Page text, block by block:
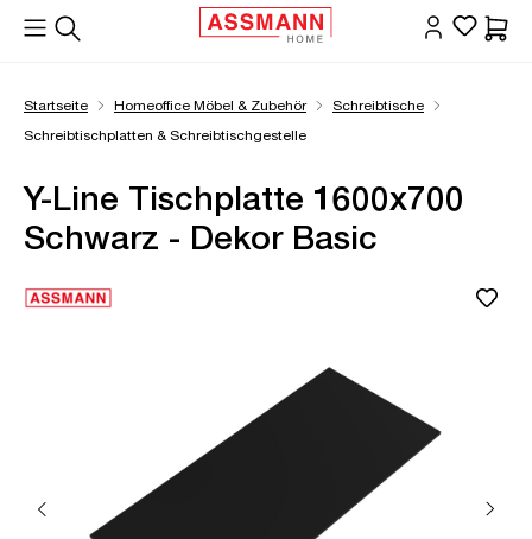
springen
Startseite Homeoffice Möbel & Zubehör
Schreibtische
Schreibtischplatten & Schreibtischgestelle
Y-Line Tischplatte 1600x700
Schwarz - Dekor Basic